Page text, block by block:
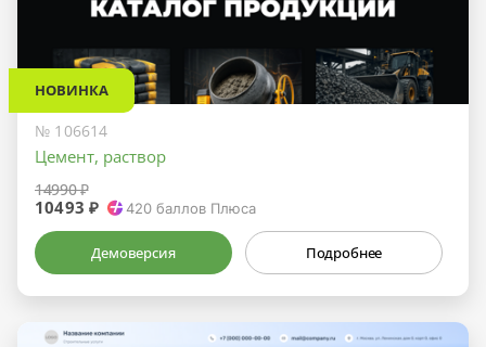
НОВИНКА
№ 106614
Цемент, раствор
14990 ₽
10493 ₽ 420 баллов Плюса
Демоверсия Подробнее